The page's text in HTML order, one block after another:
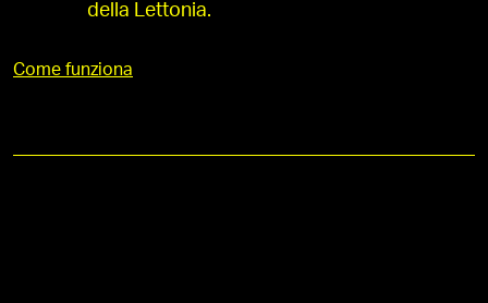
della Lettonia.
Come funziona